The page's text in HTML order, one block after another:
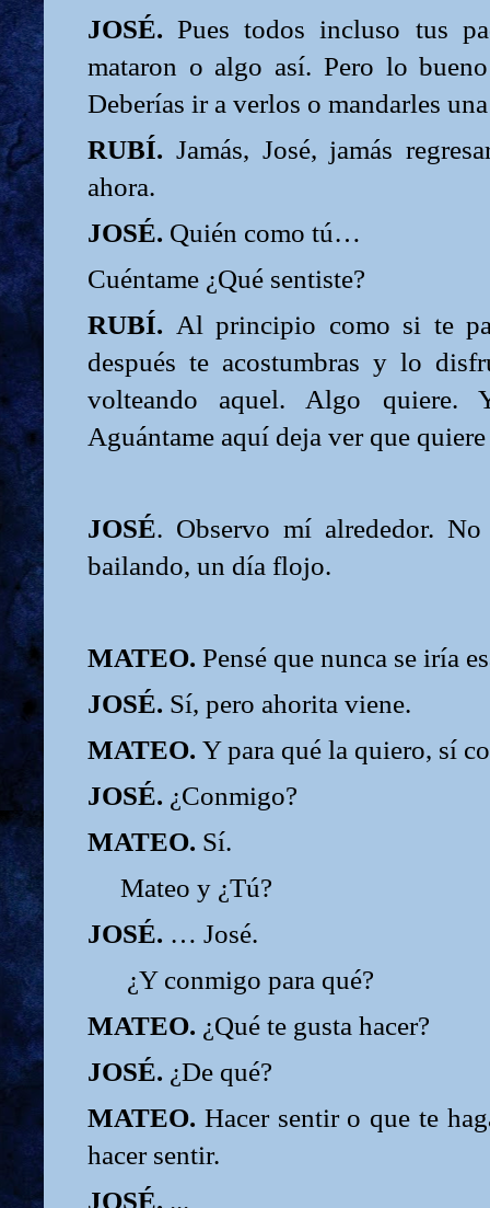
JOSÉ. Pues todos incluso tus
mataron o algo así. Pero lo
Deberías ir a verlos o mandarles
RUBÍ. Jamás, José, jamás
ahora.
JOSÉ. Quién como tú…
Cuéntame ¿Qué sentiste?
RUBÍ. Al principio como si te
después te acostumbras y lo
volteando aquel. Algo quiere.
Aguántame aquí deja ver que
JOSÉ. Observo mí alrededor. No
bailando, un día flojo.
MATEO. Pensé que nunca se iría
JOSÉ. Sí, pero ahorita viene.
MATEO. Y para qué la quiero, sí
JOSÉ. ¿Conmigo?
MATEO. Sí.
Mateo y ¿Tú?
JOSÉ. … José.
¿Y conmigo para qué?
MATEO. ¿Qué te gusta hacer?
JOSÉ. ¿De qué?
MATEO. Hacer sentir o que te
hacer sentir.
JOSÉ. ...